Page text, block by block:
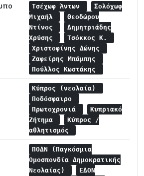
Τσέχωφ Άντων
Σολόχωφ
Μιχαήλ
Θεοδώρου
Ντίνος
Δημητριάδης
Χρύσης
Τσόκκος Κ.
Χριστοφίνης Δώνης
Ζαφείρης Μπάμπης
Πούλλος Κωστάκης
Κύπρος (νεολαία)
Ποδόσφαιρο
Πρωτοχρονιά
Κυπριακό
Ζήτημα
Κύπρος /
αθλητισμός
ΠΟΔΝ (Παγκόσμια
Ομοσπονδία Δημοκρατικής
Νεολαίας)
ΕΔΟΝ